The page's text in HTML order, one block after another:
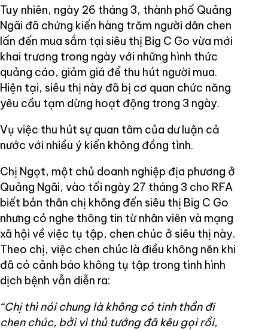
Tuy nhiên, ngày 26 tháng 3, thành phố Quảng
Ngãi đã chứng kiến hàng trăm người dân chen
lấn đến mua sắm tại siêu thị Big C Go vừa mới
khai trương trong ngày với những hình thức
quảng cáo, giảm giá để thu hút người mua.
Hiện tại, siêu thị này đã bị cơ quan chức năng
yêu cầu tạm dừng hoạt động trong 3 ngày.
Vụ việc thu hút sự quan tâm của dư luận cả
nước với nhiều ý kiến không đồng tình.
Chị Ngọt, một chủ doanh nghiệp địa phương ở
Quảng Ngãi, vào tối ngày 27 tháng 3 cho RFA
biết bản thân chị không đến siêu thị Big C Go
nhưng có nghe thông tin từ nhân viên và mạng
xã hội về việc tụ tập, chen chúc ở siêu thị này.
Theo chị, việc chen chúc là điều không nên khi
đã có cảnh báo không tụ tập trong tình hình
dịch bệnh vẫn diễn ra:
“Chị thì nói chung là không có tinh thần đi
chen chúc, bởi vì thủ tướng đã kêu gọi rồi,